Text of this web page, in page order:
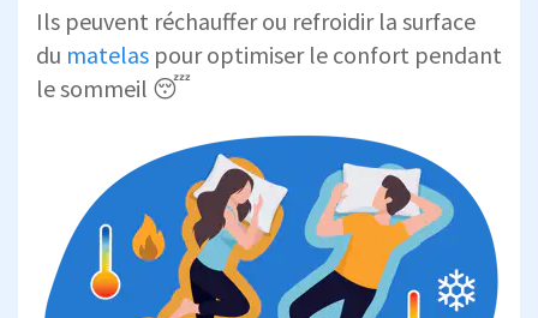
Ils peuvent réchauffer ou refroidir la surface
du matelas pour optimiser le confort pendant
le sommeil 😴